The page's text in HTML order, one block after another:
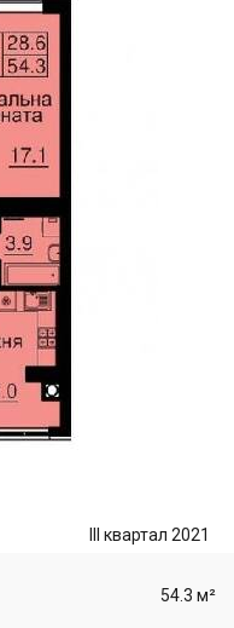
III квартал 2021
54.3 м²